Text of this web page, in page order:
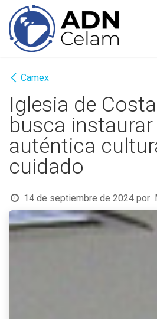
Ir al contenido
Camex
Iglesia de
busca
auténtica
cuidado
14 de septiembre de 2024 por